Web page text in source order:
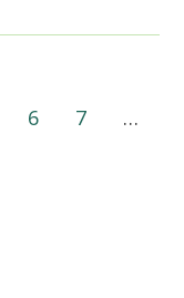
6 7
…